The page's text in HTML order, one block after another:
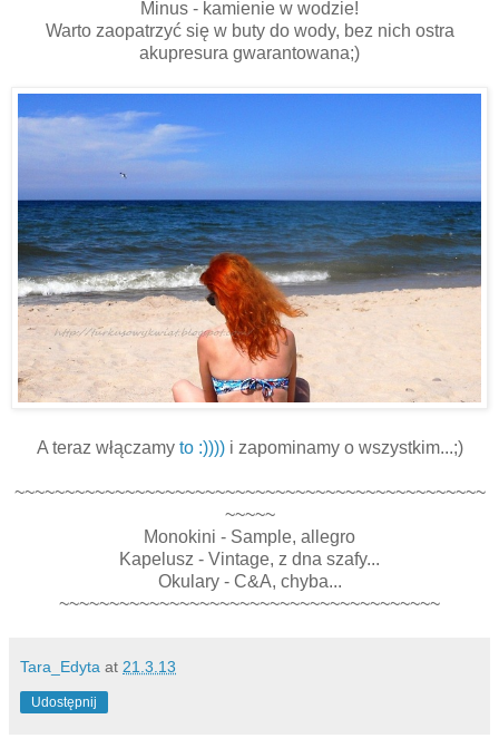
Minus - kamienie w wodzie!
Warto zaopatrzyć się w buty do wody, bez nich ostra
akupresura gwarantowana;)
A teraz włączamy to :))))i zapominamy o wszystkim...;)
~~~~~~~~~~~~~~~~~~~~~~~~~~~~~~~~~~~~~~~~~~~~~~~
~~~~~
Monokini - Sample, allegro
Kapelusz - Vintage, z dna szafy...
Okulary - C&A, chyba...
~~~~~~~~~~~~~~~~~~~~~~~~~~~~~~~~~~~~~~
Tara_Edyta at 21.3.13
Udostępnij